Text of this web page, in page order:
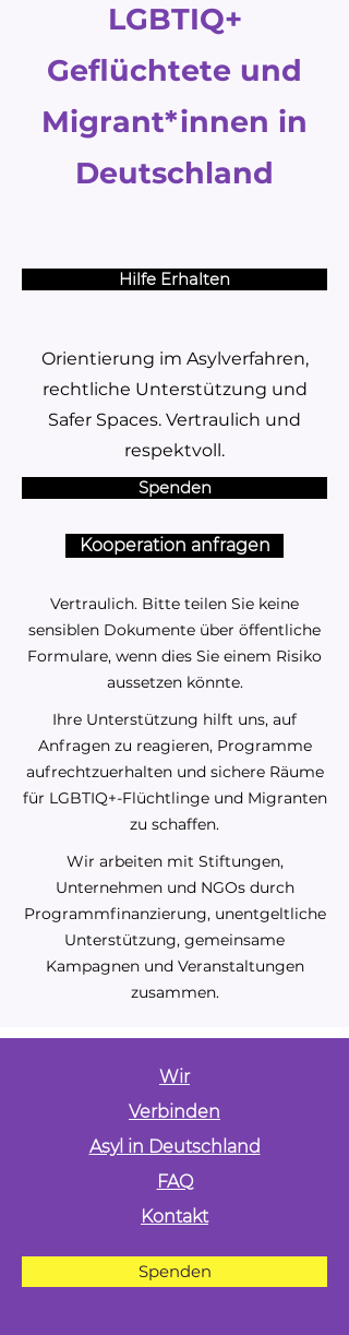
LGBTIQ+
Geflüchtete und
Migrant*innen in
Deutschland
Hilfe Erhalten
Orientierung im Asylverfahren,
rechtliche Unterstützung und
Safer Spaces. Vertraulich und
respektvoll.
Spenden
Kooperation anfragen
Vertraulich. Bitte teilen Sie keine
sensiblen Dokumente über öffentliche
Formulare, wenn dies Sie einem Risiko
aussetzen könnte.
Ihre Unterstützung hilft uns, auf
Anfragen zu reagieren, Programme
aufrechtzuerhalten und sichere Räume
für LGBTIQ+-Flüchtlinge und Migranten
zu schaffen.
Wir arbeiten mit Stiftungen,
Unternehmen und NGOs durch
Programmfinanzierung, unentgeltliche
Unterstützung, gemeinsame
Kampagnen und Veranstaltungen
zusammen.
Wir
Verbinden
Asyl in Deutschland
FAQ
Kontakt
Spenden